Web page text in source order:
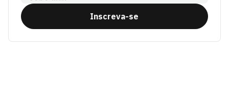
Inscreva-se